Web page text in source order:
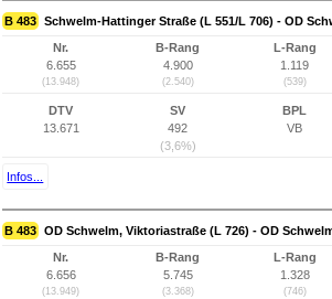
B 483 Schwelm-Hattinger Straße (L 551/L 706) - OD
Nr.
6.655
(13.948)
B-Rang
4.900
(2.540)
L-Rang
1.119
(539)
DTV
13.671
SV
492
(3,6%)
BPL
VB
Infos...
B 483 OD Schwelm, Viktoriastraße (L 726) - OD
Nr.
6.656
(13.949)
B-Rang
5.745
(3.368)
L-Rang
1.328
(746)